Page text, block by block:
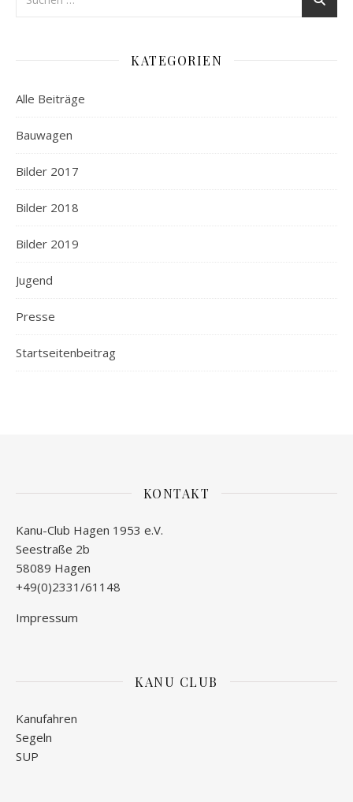
KATEGORIEN
Alle Beiträge
Bauwagen
Bilder 2017
Bilder 2018
Bilder 2019
Jugend
Presse
Startseitenbeitrag
KONTAKT
Kanu-Club Hagen 1953 e.V.
Seestraße 2b
58089 Hagen
+49(0)2331/61148
Impressum
KANU CLUB
Kanufahren
Segeln
SUP